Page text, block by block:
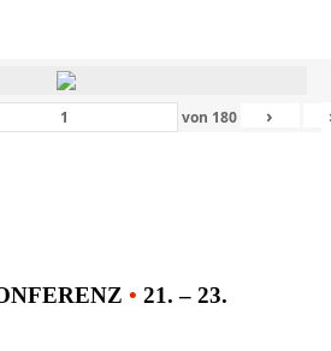
von 180 ›
• 21. – 23.